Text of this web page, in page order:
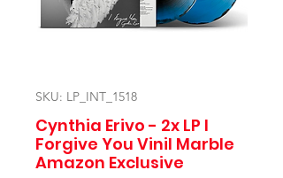
SKU: LP_INT_1518
Cynthia Erivo - 2x LP I
Forgive You Vinil Marble
Amazon Exclusive